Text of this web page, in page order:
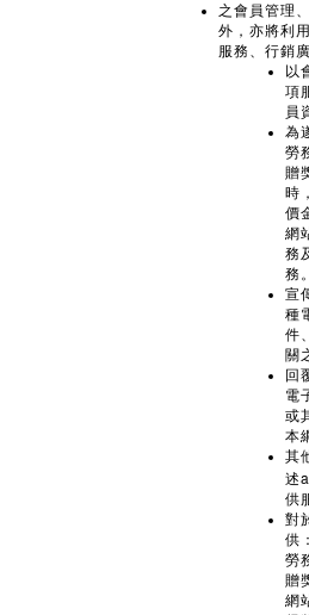
之會員管理
外，亦將利
服務、行銷
以
項
員
為
勞
贈
時
價
網
務
務。
宣
種
件
關
回
電
或
本
其
述a
供
對
供
勞
贈
網